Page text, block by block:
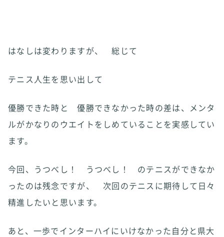
はなしは変わりますが、 総じて
テニス人生を思い出して
優勝できた時と 優勝できなかった時の差は、メンタ
ルがかなりのウエイトをしめていることを実感してい
ます。
今回、うつべし！ うつべし！ のテニスができなか
ったのは残念ですが、 次回のテニスに期待して日々
精進したいと思います。
あと、一歩でインターハイにいけなかった自分と県大